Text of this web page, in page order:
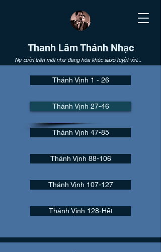
Thanh Lâm Thánh Nhạc
Nụ cười trên môi như đang hòa khúc saxo tuyệt vời...
Thánh Vịnh 1 - 26
Thánh Vịnh 27-46
Thánh Vịnh 47-85
Thánh Vịnh 88-106
Thánh Vịnh 107-127
Thánh Vịnh 128-Hết